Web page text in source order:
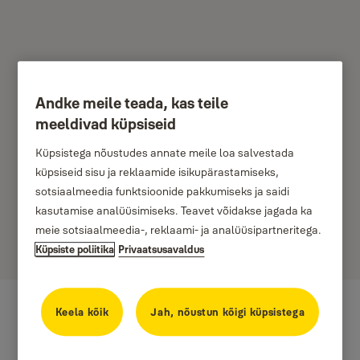
Yale sise- ja
välikaamerad
Olge kindel, et teie kodu on alati kaitstud isegi kui olete eemal.
Yale nutikate sise- ja välikaameratega on Teil täielik kontroll kõikjalt
kus viibite. Ööpäevaringse reaalajas videopildi ja teavituste abil saate
teada, mis toimub kodus, kõik läbi Yale Home rakenduse.
Andke meile teada, kas teile
meeldivad küpsiseid
Küpsistega nõustudes annate meile loa salvestada
küpsiseid sisu ja reklaamide isikupärastamiseks,
sotsiaalmeedia funktsioonide pakkumiseks ja saidi
kasutamise analüüsimiseks. Teavet võidakse jagada ka
meie sotsiaalmeedia-, reklaami- ja analüüsipartneritega.
Küpsiste poliitika Privaatsusavaldus
Keela kõik Jah, nõustun kõigi küpsistega